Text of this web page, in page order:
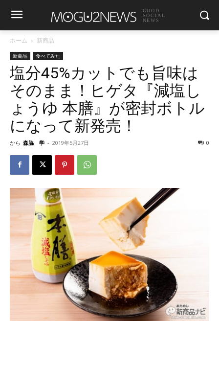
GOOD
SOCIAL
NEWS
ホーム 新商品
新商品 食べてみた
塩分45%カットでも旨味は
そのまま！ヒゲタ『減塩し
ょうゆ 本膳』が密封ボトル
になって新発売！
から 森脇 学 - 2019年5月27日 0